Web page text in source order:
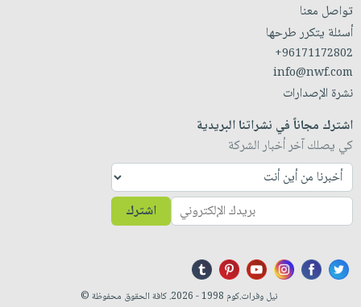
تواصل معنا
أسئلة يتكرر طرحها
+96171172802
info@nwf.com
نشرة الإصدارات
اشترك مجاناً في نشراتنا البريدية
كي يصلك آخر أخبار الشركة
اشترك
نيل وفرات.كوم 1998 - 2026. كافة الحقوق محفوظة ©